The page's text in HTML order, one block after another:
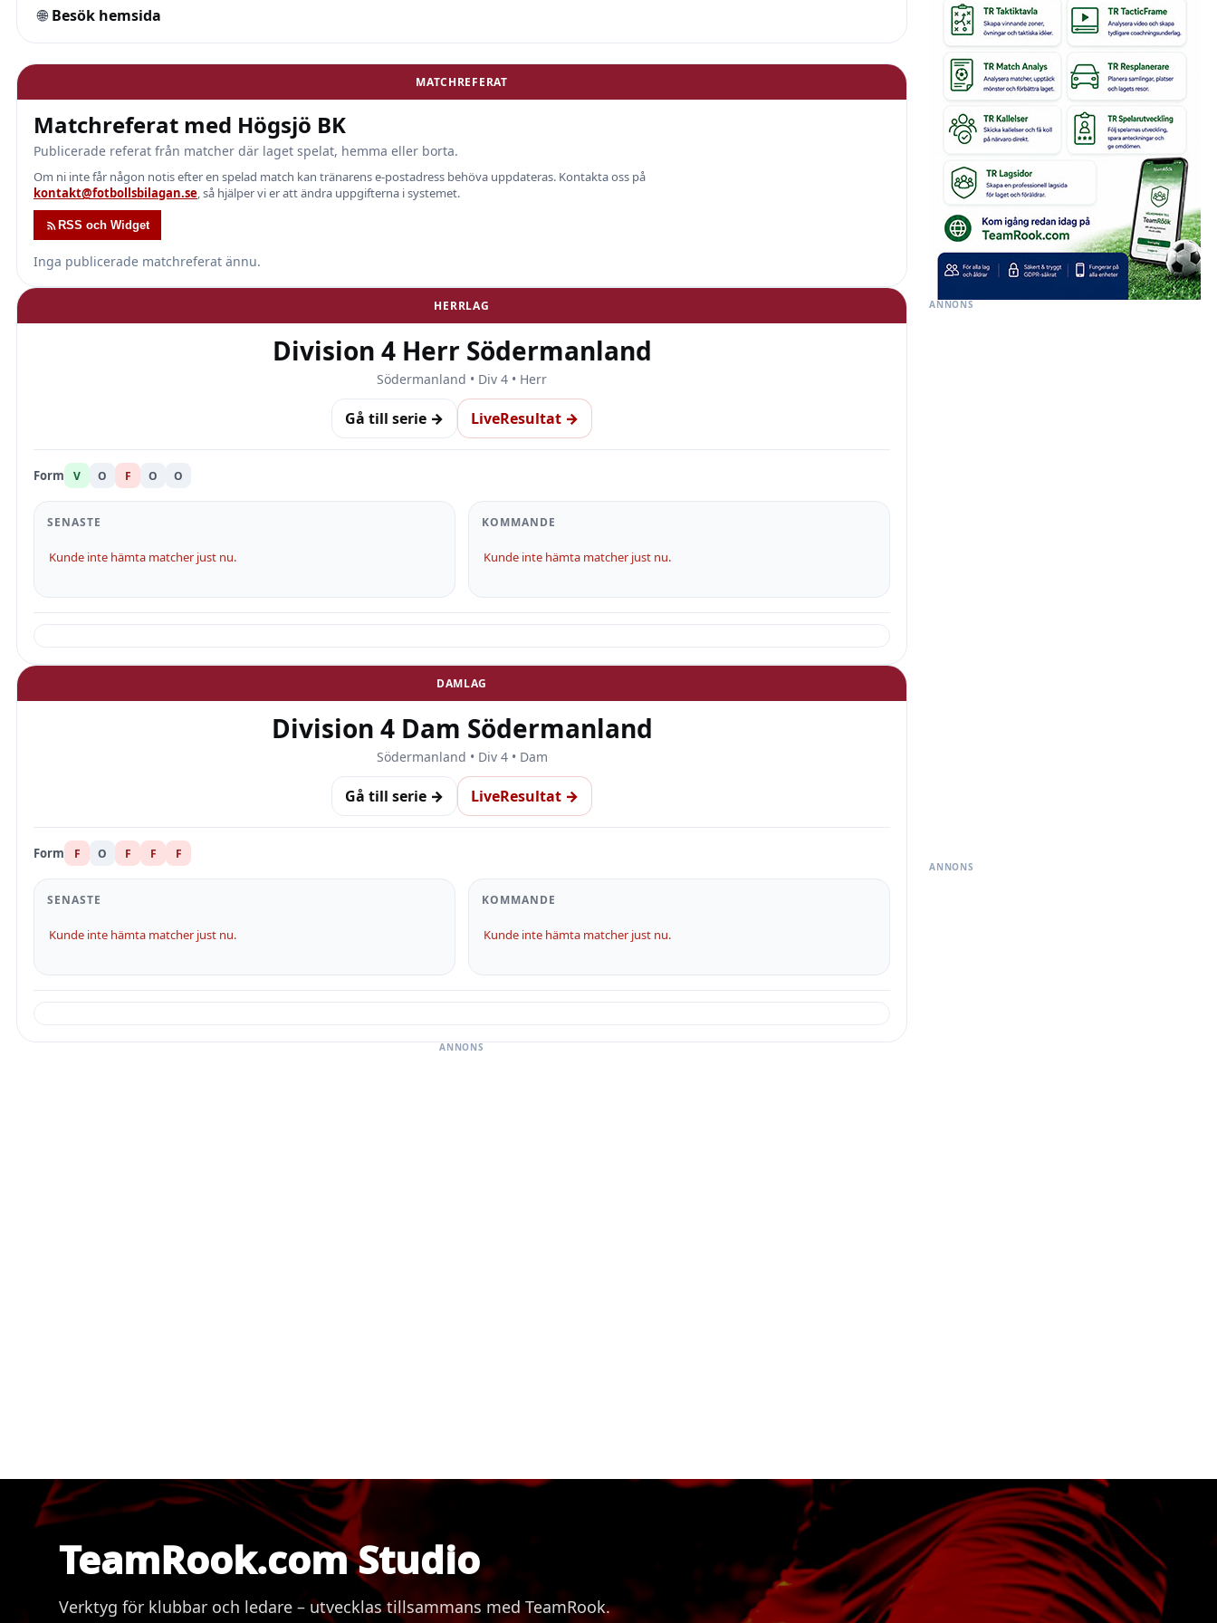
ANNONS
ANNONS
🌐 Besök hemsida
MATCHREFERAT
Matchreferat med Högsjö BK
Publicerade referat från matcher där laget spelat, hemma eller borta.
Om ni inte får någon notis efter en spelad match kan tränarens e-postadress behöva uppdateras. Kontakta oss på
kontakt@fotbollsbilagan.se, så hjälper vi er att ändra uppgifterna i systemet.
RSS och Widget
Inga publicerade matchreferat ännu.
HERRLAG
Division 4 Herr Södermanland
Södermanland • Div 4 • Herr
Gå till serie → LiveResultat →
Form V O F O O
SENASTE
Kunde inte hämta matcher just nu.
KOMMANDE
Kunde inte hämta matcher just nu.
DAMLAG
Division 4 Dam Södermanland
Södermanland • Div 4 • Dam
Gå till serie → LiveResultat →
Form F O F F F
SENASTE
Kunde inte hämta matcher just nu.
KOMMANDE
Kunde inte hämta matcher just nu.
ANNONS
TeamRook.com Studio
Verktyg för klubbar och ledare – utvecklas tillsammans med TeamRook.